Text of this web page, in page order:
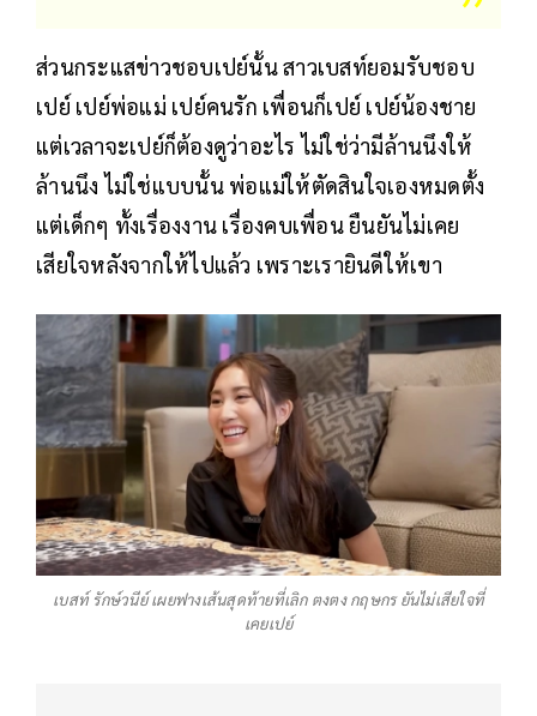
ส่วนกระแสข่าวชอบเปย์นั้น สาวเบสท์ยอมรับชอบ
เปย์ เปย์พ่อแม่ เปย์คนรัก เพื่อนก็เปย์ เปย์น้องชาย
แต่เวลาจะเปย์ก็ต้องดูว่าอะไร ไม่ใช่ว่ามีล้านนึงให้
ล้านนึง ไม่ใช่แบบนั้น พ่อแม่ให้ตัดสินใจเองหมดตั้ง
แต่เด็กๆ ทั้งเรื่องงาน เรื่องคบเพื่อน ยืนยันไม่เคย
เสียใจหลังจากให้ไปแล้ว เพราะเรายินดีให้เขา
เบสท์ รักษ์วนีย์ เผยฟางเส้นสุดท้ายที่เลิก ตงตง กฤษกร ยันไม่เสียใจที่
เคยเปย์